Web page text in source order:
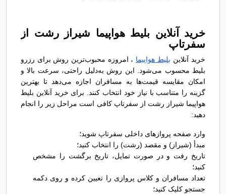
خرید آنلاین بلیط هواپیما شیراز رشت از
سفرتاپ
خرید آنلاین بلیط هواپیما ، امروزه محبوب‌ترین روش برای رزرو
بلیط محسوب می‌شود. این روش به‌دلیل راحتی، سرعت بالا و
امکان مقایسه قیمت‌ها به مسافران اجازه می‌دهد تا بهترین
گزینه را متناسب با نیاز خود انتخاب کنند. برای خرید آنلاین بلیط
هواپیما شیراز رشت از سفرتاپ کافی است مراحل زیر را انجام
دهید:
وارد صفحه پروازهای داخلی سفرتاپ شوید؛
مبدأ (شیراز) و مقصد (رشت) را انتخاب کنید؛
تاریخ رفت و در صورت تمایل، تاریخ برگشت را مشخص
کنید؛
تعداد مسافران و کلاس پروازی را تعیین کرده و روی دکمه
جستجو کلیک کنید؛